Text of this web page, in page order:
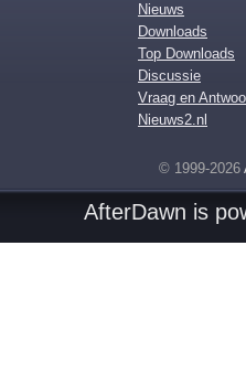
Nieuws
Downloads
Top Downloads
Discussie
Vraag en
Nieuws2.nl
© 1999-2026
AfterDawn is